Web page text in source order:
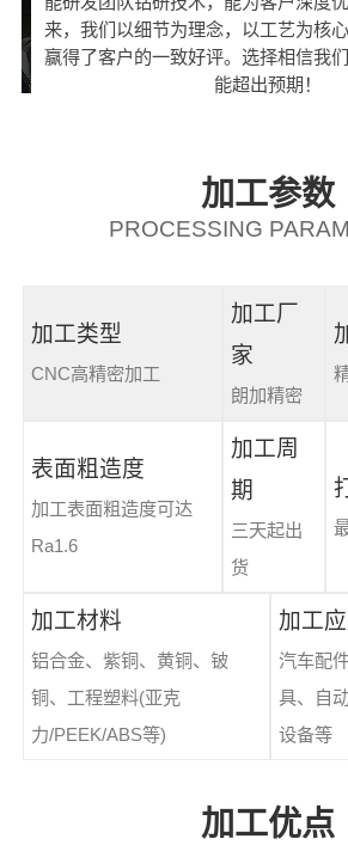
来，我们以细节为理念，以工艺为核
赢得了客户的一致好评。选择相信我
能超出预期！
加工参数
PROCESSING
加工类型
CNC高精密加工
加工厂
家
朗加精密
表面粗造度
加工表面粗造度可达
Ra1.6
加工周
期
三天起出
货
加工材料
铝合金、紫铜、黄铜、铍
铜、工程塑料(亚克
力/PEEK/ABS等)
加工
汽车配
具、自
设备等
加工优点